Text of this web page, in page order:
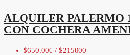
ALQUILER PALERMO
CON COCHERA
$650.000 / $215000